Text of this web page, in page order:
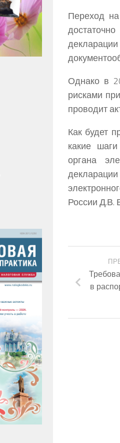
Переход
Однако в
рисками
проводит
Как будет
какие
органа
России Д.В.
в